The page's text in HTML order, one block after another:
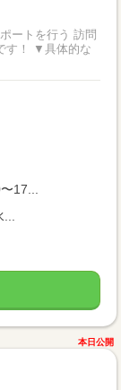
ートを行う 訪問
17...
本日公開